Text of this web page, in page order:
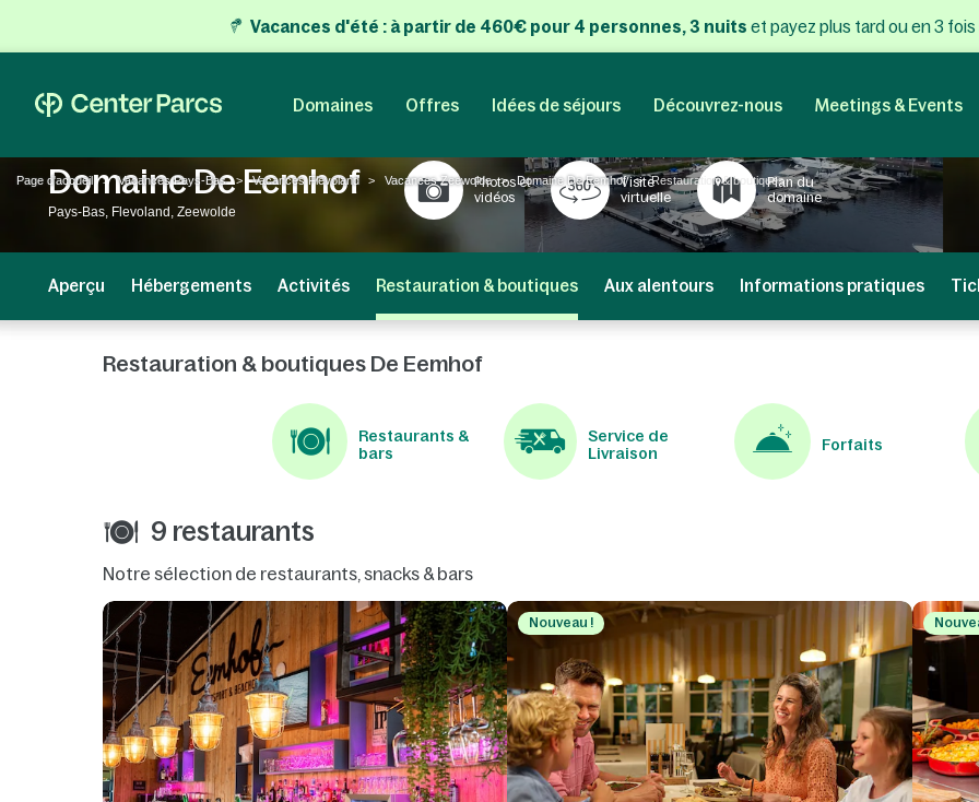
Vacances d'été : à partir de 460€ pour 4 personnes, 3 nuits et payez plus tard ou en 3 fois
Domaines Offres Idées de séjours Découvrez-nous Meetings & Events
Page d'accueil Vacances Pays-Bas Vacances Flevoland Vacances Zeewolde Domaine De Eemhof Restauration & boutiques
Domaine De Eemhof
Pays-Bas, Flevoland, Zeewolde
Photos et
vidéos
Visite
virtuelle
Plan du
domaine
Aperçu Hébergements Activités Restauration & boutiques Aux alentours Informations pratiques
Restauration & boutiques De Eemhof
Restaurants &
bars
Service de
Livraison
Forfaits
9 restaurants
Notre sélection de restaurants, snacks & bars
Nouveau !